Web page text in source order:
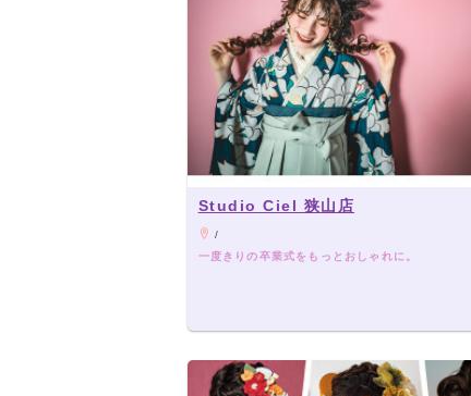
Studio Ciel 狭山店
/
一度きりの卒業式をもっとおしゃれに。